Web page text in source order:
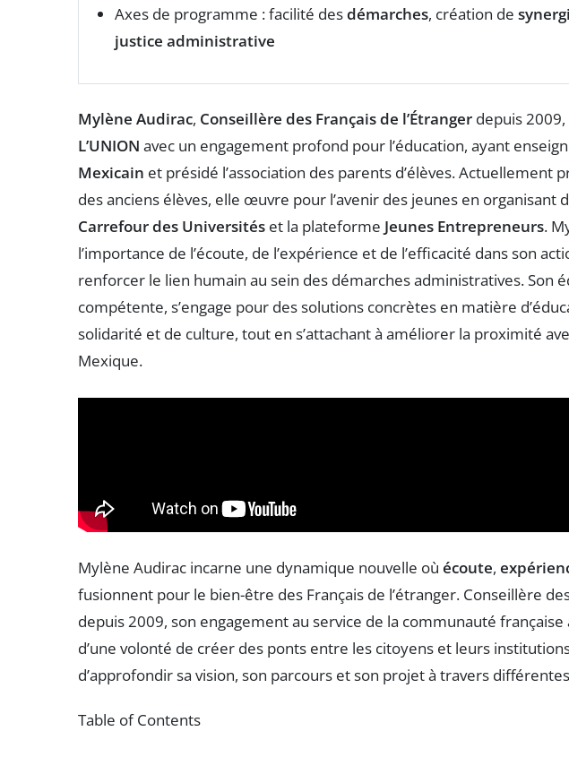
Axes de programme : facilité desdémarches, création de
justice administrative
Mylène Audirac, Conseillère des Français de l’Étranger depuis
L’UNION avec un engagement profond pour l’éducation, ayant
Mexicain et présidé l’association des parents d’élèves. Actuellement
des anciens élèves, elle œuvre pour l’avenir des jeunes en organisant
Carrefour des Universités et la plateforme Jeunes Entrepreneurs.
l’importance de l’écoute, de l’expérience et de l’efficacité dans son
renforcer le lien humain au sein des démarches administratives. Son
compétente, s’engage pour des solutions concrètes en matière
solidarité et de culture, tout en s’attachant à améliorer la proximité
Mexique.
Mylène Audirac incarne une dynamique nouvelle où écoute,
fusionnent pour le bien-être des Français de l’étranger. Conseillère
depuis 2009, son engagement au service de la communauté
d’une volonté de créer des ponts entre les citoyens et leurs
d’approfondir sa vision, son parcours et son projet à travers
Table of Contents